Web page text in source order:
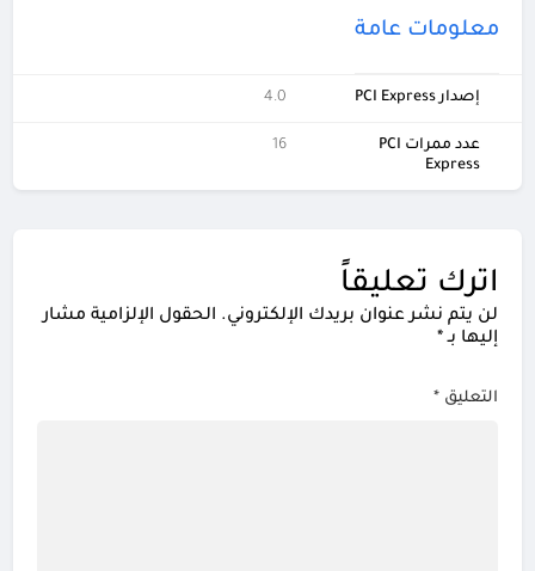
معلومات عامة
إصدار PCI Express 4.0
عدد ممرات PCI
Express
16
اترك تعليقاً
لن يتم نشر عنوان بريدك الإلكتروني. الحقول الإلزامية مشار
إليها بـ*
التعليق*